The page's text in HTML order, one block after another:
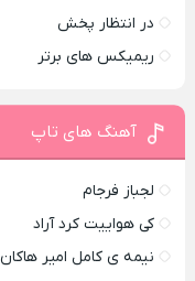
در انتظار پخش
ریمیکس های برتر
آهنگ های تاپ
لجباز فرجام
کی هواییت کرد آراد
نیمه ی کامل امیر هاکان